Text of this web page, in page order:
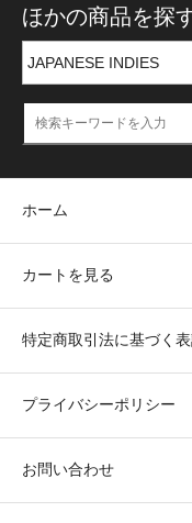
ほかの商品を探
ホーム
カートを見る
特定商取引法に基づく
プライバシーポリシー
お問い合わせ